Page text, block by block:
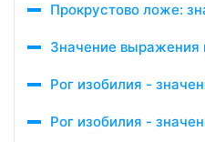
Прокрустово ложе:
Значение выражения
Рог изобилия -
Рог изобилия -